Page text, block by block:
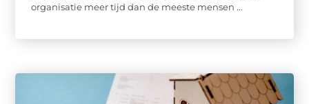
organisatie meer tijd dan de meeste mensen ...